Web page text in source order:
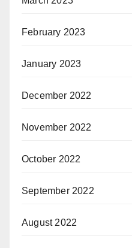
February 2023
January 2023
December 2022
November 2022
October 2022
September 2022
August 2022